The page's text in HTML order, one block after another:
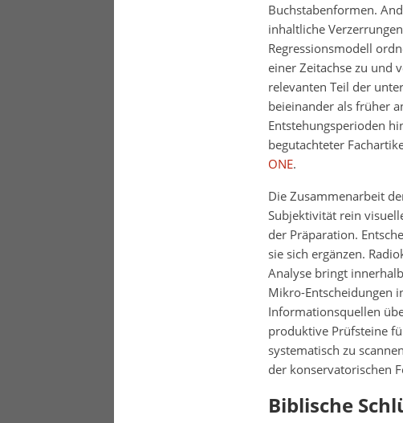
Buchstabenformen.
inhaltliche
Regressionsmodell
einer Zeitachse zu und
relevanten Teil der
beieinander als früher
Entstehungsperioden
begutachteter
ONE.
Die Zusammenarbeit
Subjektivität rein
der Präparation.
sie sich ergänzen.
Analyse bringt
Mikro-Entscheidungen
Informationsquellen
produktive Prüfsteine
systematisch zu
der konservatorischen
Biblische